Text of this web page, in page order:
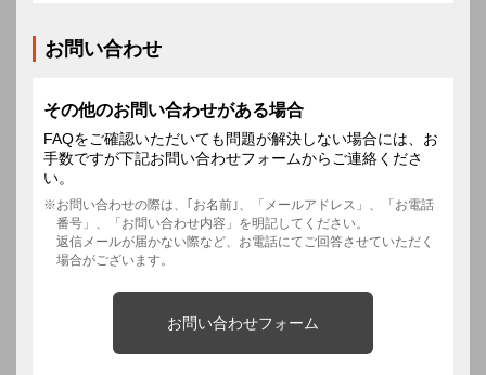
お問い合わせ
その他のお問い合わせがある場合
FAQをご確認いただいても問題が解決しない場合には、お
手数ですが下記お問い合わせフォームからご連絡くださ
い。
お問い合わせの際は、｢お名前｣、「メールアドレス」、「お電話
番号」、「お問い合わせ内容」を明記してください。
返信メールが届かない際など、お電話にてご回答させていただく
場合がございます。
お問い合わせフォーム